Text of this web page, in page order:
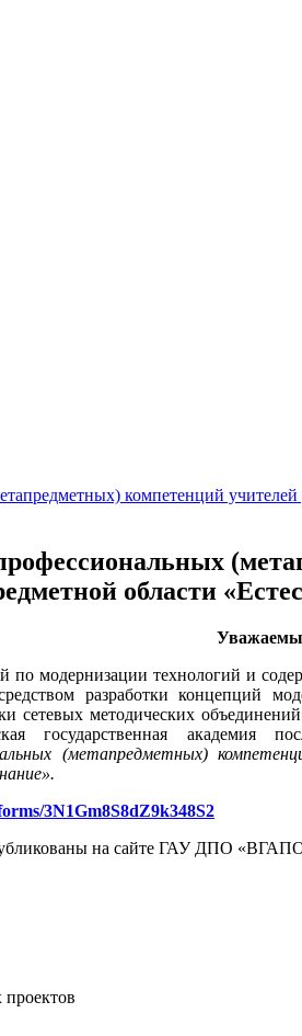
компетенций
области
по модернизации технологий и
разработки концепций
сетевых методических
академия
(метапредметных)
3N1Gm8S8dZ9k348S2
на сайте ГАУ ДПО